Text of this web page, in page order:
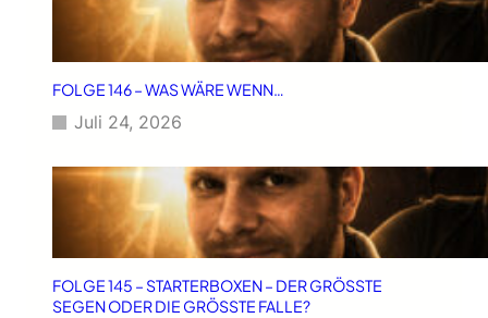
FOLGE 146 – WAS WÄRE WENN…
Juli 24, 2026
FOLGE 145 – STARTERBOXEN – DER GRÖSSTE
SEGEN ODER DIE GRÖSSTE FALLE?